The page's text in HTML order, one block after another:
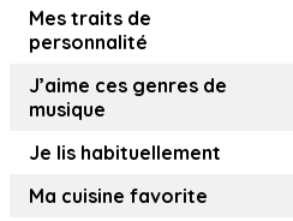
Mes traits de
personnalité
J’aime ces genres de
musique
Je lis habituellement
Ma cuisine favorite